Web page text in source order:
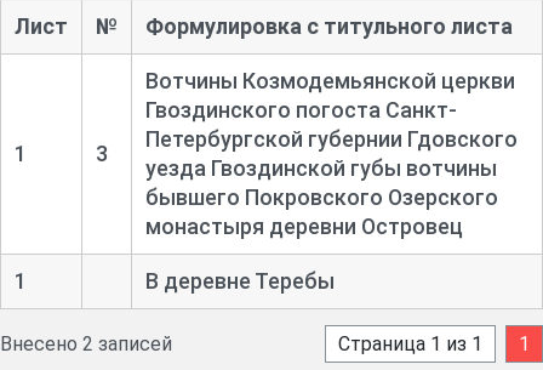
Лист № Формулировка с титульного листа
1 3
Вотчины Козмодемьянской церкви
Гвоздинского погоста Санкт-
Петербургской губернии Гдовского
уезда Гвоздинской губы вотчины
бывшего Покровского Озерского
монастыря деревни Островец
1 В деревне Теребы
Внесено 2 записей Страница 1 из 1 1